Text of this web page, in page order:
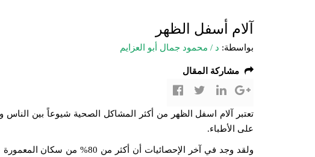
آلام أسفل الظهر
بواسطة: د / محمود جمال أبو العزايم
مشاركة المقال
تعتبر آلام اسفل الظهر من أكثر المشاكل الصحية شيوعاً بين الناس و
على الأطباء.
ولقد وجد في آخر الإحصائيات أن